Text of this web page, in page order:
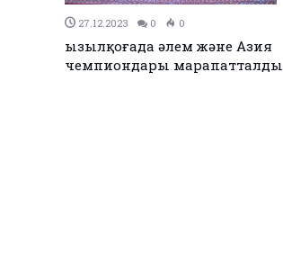
27.12.2023 0 0
Қызылқоғада әлем және Азия
чемпиондары марапатталды